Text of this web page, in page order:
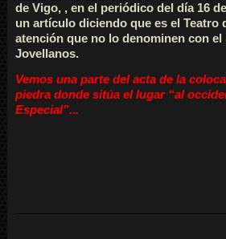
de Vigo, , en el periódico del día 16
un artículo diciendo que es el Teatro
atención que no lo denominen con el
Jovellanos.
Vemos una parte del acta de la
piedra donde sitúa el lugar “al
Especial”...